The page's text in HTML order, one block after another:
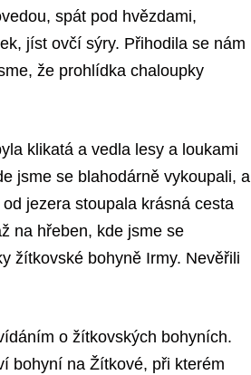
spát pod hvězdami,
jíst ovčí sýry. Přihodila se nám
že prohlídka chaloupky
klikatá a vedla lesy a loukami
jsme se blahodárně vykoupali, a
jezera stoupala krásná cesta
na hřeben, kde jsme se
žítkovské bohyně Irmy. Nevěřili
o žítkovských bohyních.
bohyní na Žítkové, při kterém